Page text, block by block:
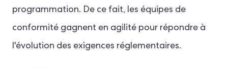
programmation. De ce fait, les équipes de
conformité gagnent en agilité pour répondre à
l'évolution des exigences réglementaires.